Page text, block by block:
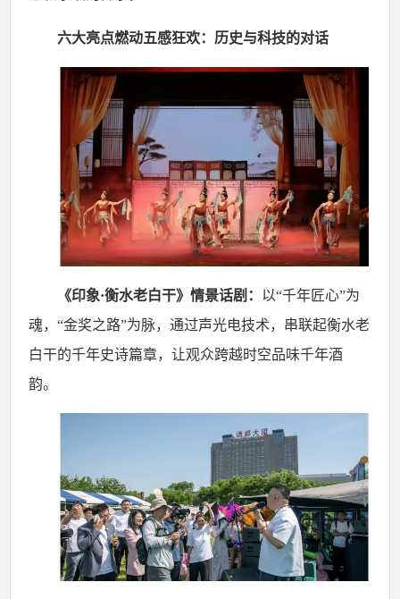
六大亮点燃动五感狂欢：历史与科技的对话
《印象·衡水老白干》情景话剧： 以“千年匠心”为
魂，“金奖之路”为脉，通过声光电技术，串联起衡水老
白干的千年史诗篇章，让观众跨越时空品味千年酒
韵。